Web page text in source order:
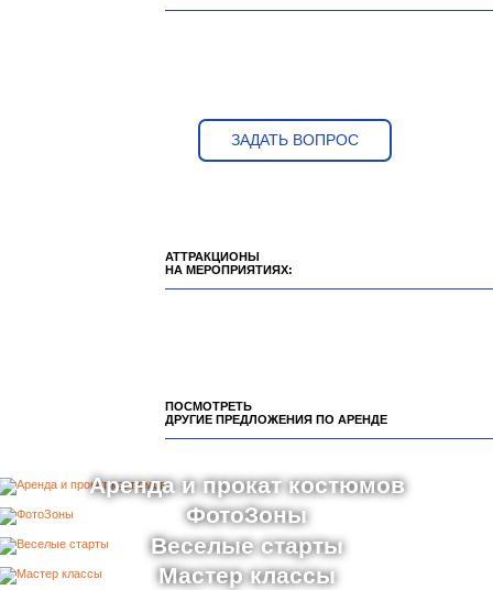
ЗАДАТЬ ВОПРОС
АТТРАКЦИОНЫ
НА МЕРОПРИЯТИЯХ:
ПОСМОТРЕТЬ
ДРУГИЕ ПРЕДЛОЖЕНИЯ ПО АРЕНДЕ
Аренда и прокат костюмов
ФотоЗоны
Веселые старты
Мастер классы